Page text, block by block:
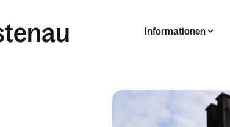
Informationen